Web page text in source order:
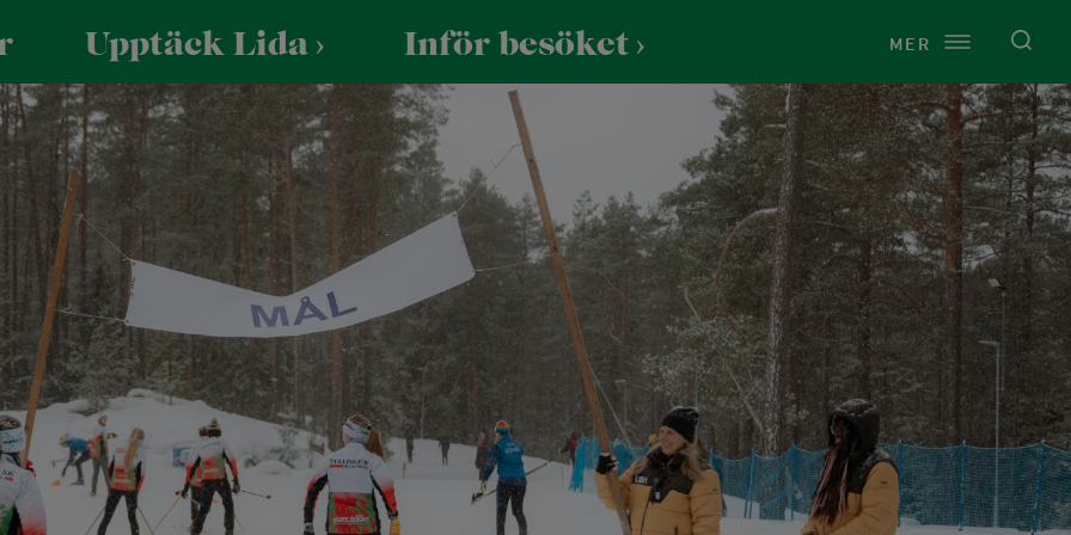
Upptäck Lida
UTFORSKA VIA KARTAN
Vattenaktiviteter
Friluftsbad
Kajak, kanot och SUP
Vattenskidor
Bastuflotte
Mat & fest
Lida Värdshus
Konferens
Bröllop och dop
Minnesstund
Vandring & natur
Stigar och leder
Fågelskådning
Stigar för barn
Naturen på Lida
Inför besöket
Praktiskt
Öppettider
Hitta hit
Parkering
Säkerhet och trivsel
Tillgänglighet
Just nu på Lida
Presentkort
Toaletter
Cykeltvätt
Raststugan Naturport
Tältning och vindskydd
Grillplatser
Omklädningsrum och bastu
MER
skola/förening
Skogen
och förskola
och skolbesök
För företag
Företagsevent
Konferens
Om Lida
Vårt uppdrag
Kontakt
Årsredovisningar
Press
Vi finns på Lida
Historia
Naturen på Lida
Hållbarhet
Uthyrningspolicy
Samarbeten och sponsring